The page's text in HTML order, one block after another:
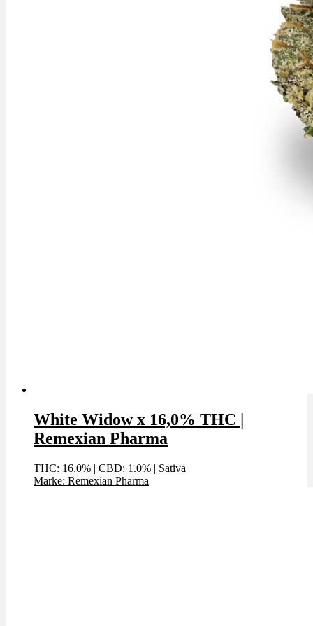
White Widow x 16,0% THC |
Remexian Pharma
THC: 16.0% | CBD: 1.0% | Sativa
Marke: Remexian Pharma